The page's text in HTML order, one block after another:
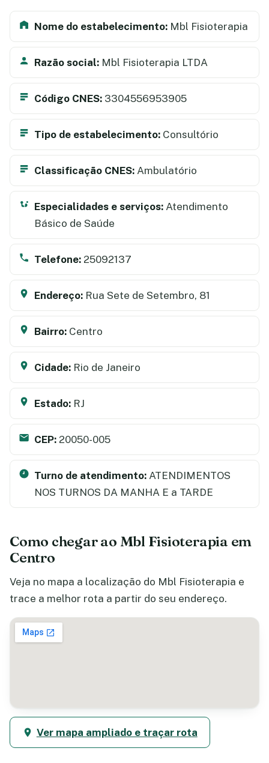
Nome do estabelecimento: Mbl Fisioterapia
Razão social: Mbl Fisioterapia LTDA
Código CNES: 3304556953905
Tipo de estabelecimento: Consultório
Classificação CNES: Ambulatório
Especialidades e serviços: Atendimento
Básico de Saúde
Telefone: 25092137
Endereço: Rua Sete de Setembro, 81
Bairro: Centro
Cidade: Rio de Janeiro
Estado: RJ
CEP: 20050-005
Turno de atendimento: ATENDIMENTOS
NOS TURNOS DA MANHA E a TARDE
Como chegar ao Mbl Fisioterapia em
Centro
Veja no mapa a localização do Mbl Fisioterapia e
trace a melhor rota a partir do seu endereço.
Ver mapa ampliado e traçar rota